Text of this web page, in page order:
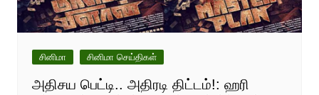
சினிமா சினிமா செய்திகள்
அதிசய பெட்டி.. அதிரடி திட்டம்!: ஹரி